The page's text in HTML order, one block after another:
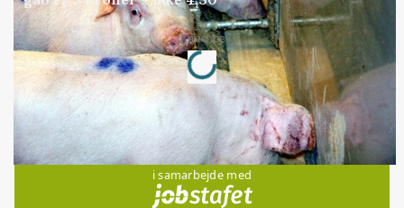
Annonce
Loading...
Jobs
i samarbejde med